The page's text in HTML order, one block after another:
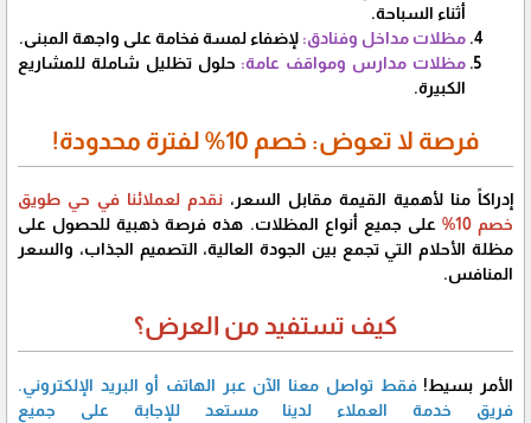
أثناء السباحة.
مظلات مداخل وفنادق: لإضفاء لمسة فخامة على واجهة المبنى.
مظلات مدارس ومواقف عامة: حلول تظليل شاملة للمشاريع
الكبيرة.
فرصة لا تعوض: خصم 10% لفترة محدودة!
إدراكاً منا لأهمية القيمة مقابل السعر، نقدم لعملائنا في حي طويق
خصم 10%
على جميع أنواع المظلات. هذه فرصة ذهبية للحصول على
مظلة الأحلام التي تجمع بين الجودة العالية، التصميم الجذاب، والسعر
المنافس.
كيف تستفيد من العرض؟
الأمر بسيط!فقط تواصل معنا الآن عبر الهاتف أو البريد الإلكتروني.
فريق خدمة العملاء لدينا مستعد للإجابة على جميع